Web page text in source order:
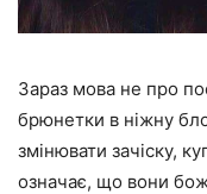
Зараз мова не про
брюнетки в ніжну
змінювати зачіску,
означає, що вони